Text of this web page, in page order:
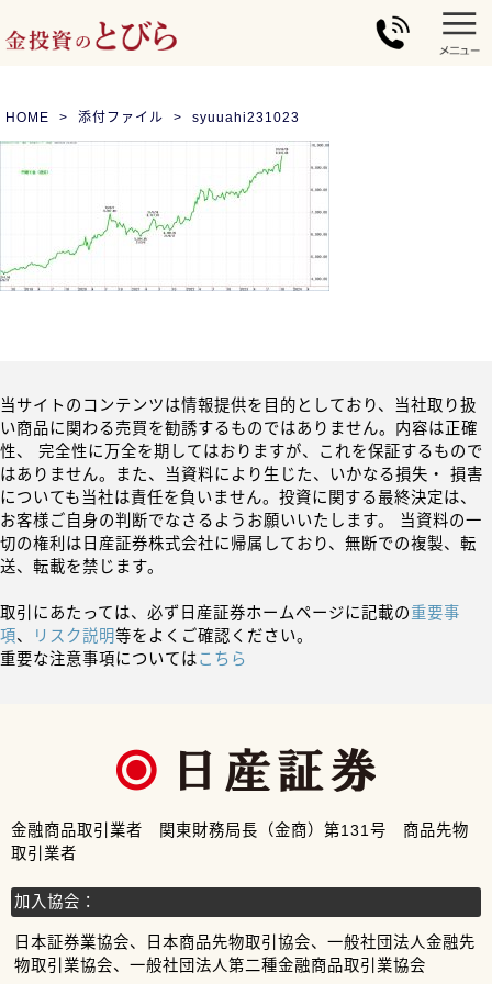
HOME 添付ファイル syuuahi231023
当サイトのコンテンツは情報提供を目的としており、当社取り扱
い商品に関わる売買を勧誘するものではありません。内容は正確
性、 完全性に万全を期してはおりますが、これを保証するもので
はありません。また、当資料により生じた、いかなる損失・ 損害
についても当社は責任を負いません。投資に関する最終決定は、
お客様ご自身の判断でなさるようお願いいたします。 当資料の一
切の権利は日産証券株式会社に帰属しており、無断での複製、転
送、転載を禁じます。
取引にあたっては、必ず日産証券ホームページに記載の重要事
項、 リスク説明等をよくご確認ください。
重要な注意事項についてはこちら
金融商品取引業者 関東財務局長（金商）第131号 商品先物
取引業者
加入協会：
日本証券業協会、日本商品先物取引協会、一般社団法人金融先
物取引業協会、一般社団法人第二種金融商品取引業協会